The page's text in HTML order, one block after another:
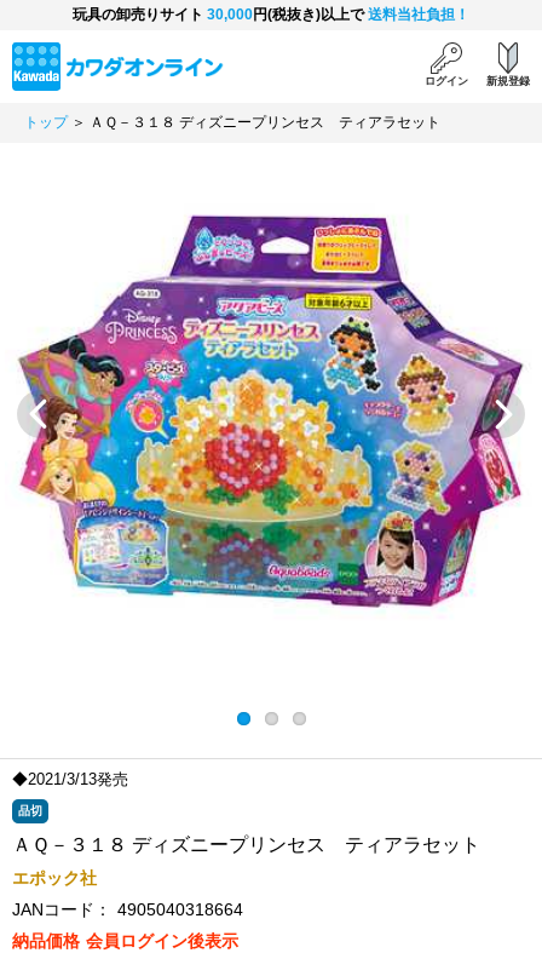
玩具の卸売りサイト 30,000円(税抜き)以上で送料当社負担！
ログイン 新規登録
トップ＞ ＡＱ－３１８ ディズニープリンセス ティアラセット
Previous Next
◆2021/3/13発売
品切
ＡＱ－３１８ ディズニープリンセス ティアラセット
エポック社
JANコード：
4905040318664
納品価格 会員ログイン後表示